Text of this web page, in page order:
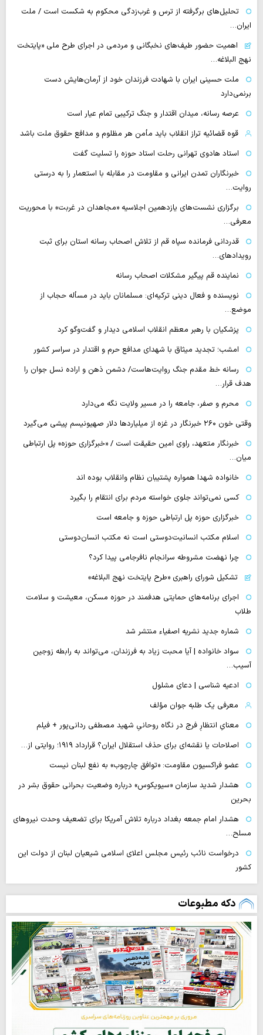
تحلیل‌های برگرفته از ترس و غرب‌زدگی محکوم به شکست است / ملت
ایران…
اهمیت حضور طیف‌های نخبگانی و مردمی در اجرای طرح ملی «پایتخت
نهج البلاغه…
ملت حسینی ایران با شهادت فرزندان خود از آرمان‌هایش دست
برنمی‌دارد
عرصه رسانه، میدان اقتدار و جنگ ترکیبی تمام عیار است
قوه قضائیه تراز انقلاب باید مأمن هر مظلوم و مدافع حقوق ملت باشد
استاد هادوی تهرانی رحلت استاد حوزه را تسلیت گفت
خبرنگاران تمدن ایرانی و مقاومت در مقابله با استعمار را به درستی
روایت…
برگزاری نشست‌های یازدهمین اجلاسیه «مجاهدان در غربت» با محوریت
معرفی…
قدردانی فرمانده سپاه قم از تلاش اصحاب رسانه استان برای ثبت
رویدادهای…
نماینده قم پیگیر مشکلات اصحاب رسانه
نویسنده و فعال دینی ترکیه‌ای: مسلمانان باید در مسأله حجاب از
موضع…
پزشکیان با رهبر معظم انقلاب اسلامی دیدار و گفت‌وگو کرد
امشب؛ تجدید میثاق با شهدای مدافع حرم و اقتدار در سراسر کشور
رسانه‌ خط مقدم جنگ روایت‌هاست/ دشمن ذهن و اراده نسل جوان را
هدف قرار…
محرم و صفر، جامعه را در مسیر ولایت نگه می‌دارد
وقتی خون ۲۶۰ خبرنگار در غزه از میلیاردها دلار صهیونیسم پیشی می‌گیرد
خبرنگار متعهد، راوی امین حقیقت است / «خبرگزاری حوزه» پل ارتباطی
میان…
خانواده شهدا همواره پشتیبان نظام وانقلاب بوده اند
کسی نمی‌تواند جلوی خواسته مردم برای انتقام را بگیرد
خبرگزاری حوزه پل ارتباطی حوزه و جامعه است
اسلام مکتب انسانیت‌دوستی است نه مکتب انسان‌دوستی
چرا نهضت مشروطه سرانجام نافرجامی پیدا کرد؟
تشکیل شورای راهبری «طرح پایتخت نهج البلاغه»
اجرای برنامه‌های حمایتی هدفمند در حوزه مسکن، معیشت و سلامت
طلاب
شماره جدید نشریه اصفیاء منتشر شد
سواد خانواده | آیا محبت زیاد به فرزندان، می‌تواند به رابطه زوجین
آسیب…
ادعیه شناسی | دعای مشلول
معرفی یک طلبه جوان مؤلف
معنایِ انتظارِ فرج در نگاه روحانیِ شهید مصطفی ردانی‌پور + فیلم
اصلاحات یا نقشه‌ای برای حذف استقلال ایران؟ قرارداد ۱۹۱۹؛ روایتی از…
عضو فراکسیون مقاومت: «توافق چارچوب» به نفع لبنان نیست
هشدار شدید سازمان «سیویکوس» درباره وضعیت بحرانی حقوق بشر در
بحرین
هشدار امام جمعه بغداد درباره تلاش آمریکا برای تضعیف وحدت نیروهای
مسلح…
درخواست نائب رئیس مجلس اعلای اسلامی شیعیان لبنان از دولت این
کشور
دکه مطبوعات